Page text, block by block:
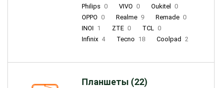
Philips 0 VIVO 0 Oukitel
0
OPPO 0 Realme 9 Remade 0
INOI 1 ZTE 0 TCL 0
Infinix 4 Tecno 18 Coolpad 2
Планшеты (22)